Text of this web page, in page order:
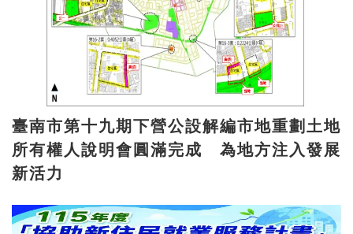
臺南市第十九期下營公設解編市地重劃土地
所有權人說明會圓滿完成 為地方注入發展
新活力